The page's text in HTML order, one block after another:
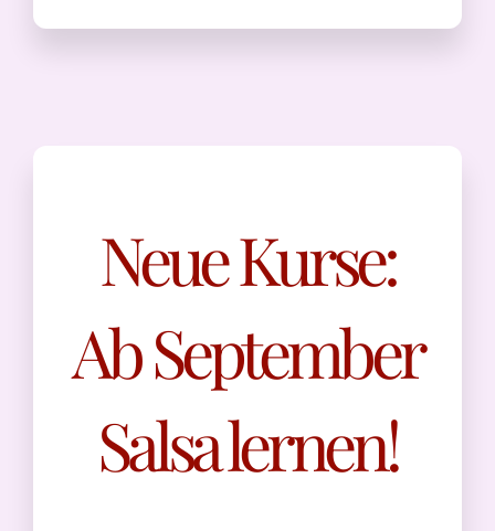
Neue Kurse:
Ab September
Salsa lernen!